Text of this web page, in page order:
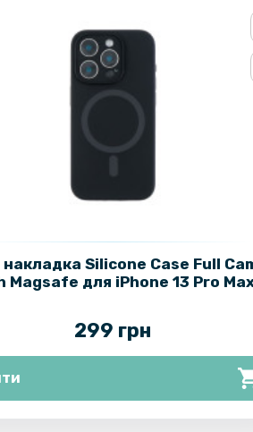
Silicone Case Full
Magsafe для iPhone 13 Pro
299 грн